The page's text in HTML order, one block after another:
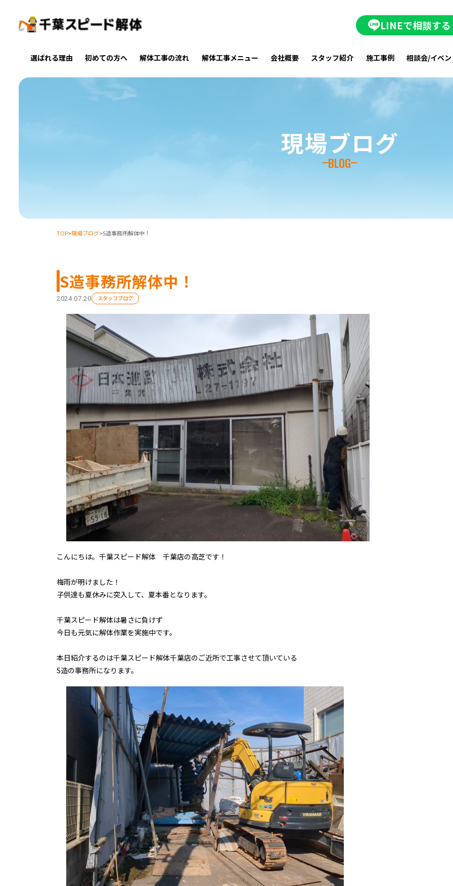
LINEで相談する
選ばれる理由 初めての方へ 解体工事の流れ 解体工事メニュー 会社概要 スタッフ紹介 施工事例 相談会/イベン
現場ブログ
BLOG
TOP>現場ブログ>S造事務所解体中！
S造事務所解体中！
2024.07.20 スタッフブログ
こんにちは。千葉スピード解体 千葉店の高芝です！
梅雨が明けました！
子供達も夏休みに突入して、夏本番となります。
千葉スピード解体は暑さに負けず
今日も元気に解体作業を実施中です。
本日紹介するのは千葉スピード解体千葉店のご近所で工事させて頂いている
S造の事務所になります。